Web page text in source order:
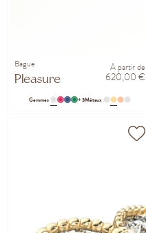
Bague
Pleasure
À partir de
620,00 €
Gemmes + 3Métaux